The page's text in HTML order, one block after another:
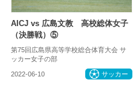
AICJ vs 広島文教 高校総体女子
（決勝戦）⑤
第75回広島県高等学校総合体育大会 サ
ッカー女子の部
2022-06-10 サッカー